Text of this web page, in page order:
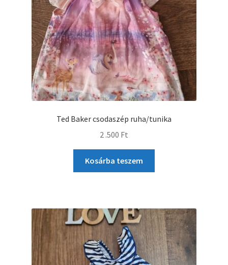
Ted Baker csodaszép ruha/tunika
2 .500 Ft
Kosárba teszem